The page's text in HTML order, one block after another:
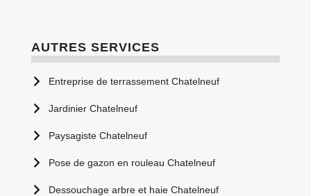
AUTRES SERVICES
Entreprise de terrassement Chatelneuf
Jardinier Chatelneuf
Paysagiste Chatelneuf
Pose de gazon en rouleau Chatelneuf
Dessouchage arbre et haie Chatelneuf